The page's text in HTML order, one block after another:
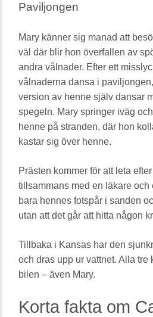
Paviljongen
Mary känner sig manad att
väl där blir hon överfallen av
andra vålnader. Efter ett
vålnaderna dansa i
version av henne själv dansar
spegeln. Mary springer iväg
henne på stranden, där hon
kastar sig över henne.
Prästen kommer för att leta
tillsammans med en läkare och
bara hennes fotspår i sanden
utan att det går att hitta någon
Tillbaka i Kansas har den
och dras upp ur vattnet. Alla tre
bilen – även Mary.
Korta fakta om